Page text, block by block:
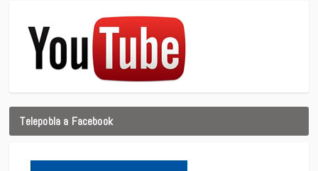
Telepobla a Facebook